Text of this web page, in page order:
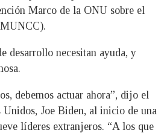
Marco de la ONU sobre el
desarrollo necesitan ayuda, y
debemos actuar ahora”, dijo el
Unidos, Joe Biden, al inicio de una
líderes extranjeros. “A los que